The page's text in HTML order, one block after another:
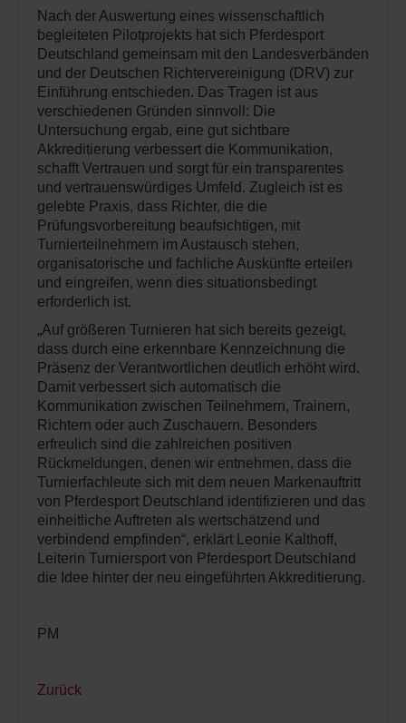
Nach der Auswertung eines wissenschaftlich
begleiteten Pilotprojekts hat sich Pferdesport
Deutschland gemeinsam mit den Landesverbänden
und der Deutschen Richtervereinigung (DRV) zur
Einführung entschieden. Das Tragen ist aus
verschiedenen Gründen sinnvoll: Die
Untersuchung ergab, eine gut sichtbare
Akkreditierung verbessert die Kommunikation,
schafft Vertrauen und sorgt für ein transparentes
und vertrauenswürdiges Umfeld. Zugleich ist es
gelebte Praxis, dass Richter, die die
Prüfungsvorbereitung beaufsichtigen, mit
Turnierteilnehmern im Austausch stehen,
organisatorische und fachliche Auskünfte erteilen
und eingreifen, wenn dies situationsbedingt
erforderlich ist.
„Auf größeren Turnieren hat sich bereits gezeigt,
dass durch eine erkennbare Kennzeichnung die
Präsenz der Verantwortlichen deutlich erhöht wird.
Damit verbessert sich automatisch die
Kommunikation zwischen Teilnehmern, Trainern,
Richtern oder auch Zuschauern. Besonders
erfreulich sind die zahlreichen positiven
Rückmeldungen, denen wir entnehmen, dass die
Turnierfachleute sich mit dem neuen Markenauftritt
von Pferdesport Deutschland identifizieren und das
einheitliche Auftreten als wertschätzend und
verbindend empfinden“, erklärt Leonie Kalthoff,
Leiterin Turniersport von Pferdesport Deutschland
die Idee hinter der neu eingeführten Akkreditierung.
PM
Zurück